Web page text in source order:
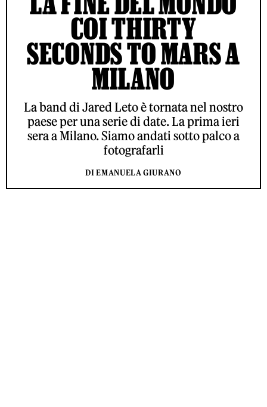
COI THIRTY
SECONDS TO MARS A
MILANO
La band di Jared Leto è tornata nel nostro
paese per una serie di date. La prima ieri
sera a Milano. Siamo andati sotto palco a
fotografarli
DI EMANUELA GIURANO